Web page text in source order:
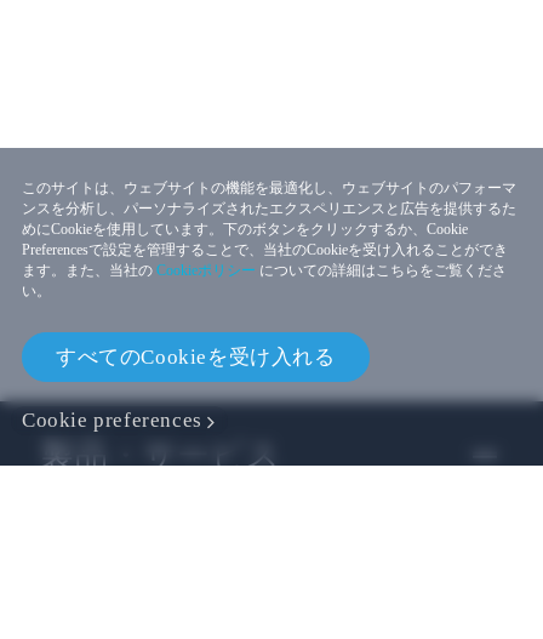
このサイトは、ウェブサイトの機能を最適化し、ウェブサイトのパフォーマ
ンスを分析し、パーソナライズされたエクスペリエンスと広告を提供するた
めにCookieを使用しています。下のボタンをクリックするか、Cookie
Preferencesで設定を管理することで、当社のCookieを受け入れることができ
ます。また、当社の Cookieポリシー についての詳細はこちらをご覧くださ
い。
すべてのCookieを受け入れる
Cookie preferences
製品・サービス